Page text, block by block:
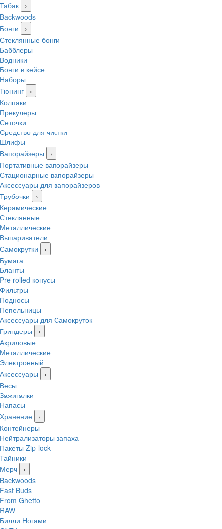
Табак
›
Backwoods
Бонги
›
Стеклянные бонги
Бабблеры
Водники
Бонги в кейсе
Наборы
Тюнинг
›
Колпаки
Прекулеры
Сеточки
Средство для чистки
Шлифы
Вапорайзеры
›
Портативные вапорайзеры
Стационарные вапорайзеры
Аксессуары для вапорайзеров
Трубочки
›
Керамические
Стеклянные
Металлические
Выпариватели
Самокрутки
›
Бумага
Бланты
Pre rolled конусы
Фильтры
Подносы
Пепельницы
Аксессуары для Самокруток
Гриндеры
›
Акриловые
Металлические
Электронный
Аксессуары
›
Весы
Зажигалки
Напасы
Хранение
›
Контейнеры
Нейтрализаторы запаха
Пакеты Zip-lock
Тайники
Мерч
›
Backwoods
Fast Buds
From Ghetto
RAW
Билли Ногами